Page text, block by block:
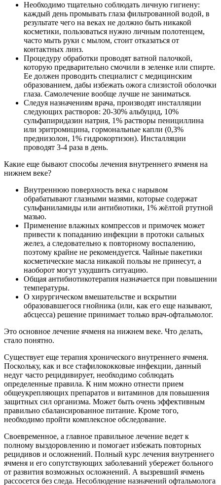
Необходимо тщательно соблюдать личную гигиену:
каждый день промывать глаза фильтрованной водой, в
результате чего на веках не должно быть никакой
косметики, пользоваться нужно личным полотенцем,
часто мыть руки с мылом, стоит отказаться от
контактных линз.
Процедуру обработки проводят ватной палочкой,
которую предварительно смочили в зеленке или спирте.
Ее должен проводить специалист с медицинским
образованием, дабы избежать ожога слизистой оболочки
глаза. Самолечение вообще лучше не заниматься.
Следуя назначениям врача, производят инсталляции
следующих растворов: 20-30% альбуцид, 10%
сульфапиридазин натрия, 1% растворы пенициллина
или эритромицина, гормональные капли (0,3%
преднизолон, 1% гидрокортизон). Инсталляции
проводят 3-4 раза в день.
Какие еще бывают способы лечения внутреннего ячменя на
нижнем веке?
Внутреннюю поверхность века с нарывом
обрабатывают глазными мазями, которые содержат
сульфаниламиды или антибиотики, 1% жёлтой ртутной
мазью.
Применение влажных компрессов и примочек может
привести к попаданию инфекции в протоки сальных
желез, а следовательно к повторному воспалению,
поэтому крайне не рекомендуется. Чайные пакетики
косметические масла никакой пользы не принесут, а
наоборот могут ухудшить ситуацию.
Общая антибиотикотерапия назначается при повышении
температуры.
О хирургическом вмешательстве и вскрытии
образовавшегося гнойника (или, как его еще называют,
абсцесса) решение принимает только врач-офтальмолог.
Это основное лечение ячменя на нижнем веке. Что делать,
стало понятно.
Существует еще терапия хронического внутреннего ячменя.
Поскольку, как и все стафилококковые инфекции, данный
недуг часто рецидивирует, необходимо соблюдать
определенные правила. К ним можно отнести прием
общеукрепляющих препаратов и витаминов для повышения
защитных сил организма. Может быть очень эффективным
правильно сбалансированное питание. Кроме того,
необходимо пройти комплексное обследование.
Своевременное, а главное правильное лечение ведет к
полному выздоровлению и помогает избежать повторных
рецидивов и осложнений. Полный курс лечения внутреннего
ячменя и его сопутствующих заболеваний убережет больного
от развития возможных осложнений. А вызревший ячмень
рассосется без следа. Несоблюдение назначений офтальмолога